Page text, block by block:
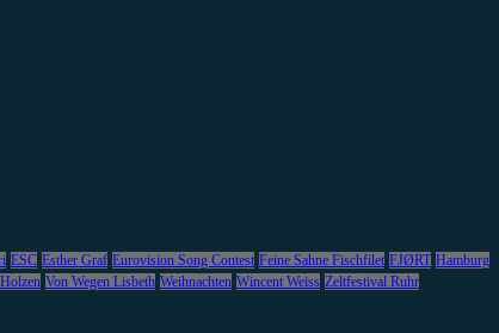
ESC Esther Graf Eurovision Song Contest Feine Sahne Fischfilet FJØRT Hamburg
Von Wegen Lisbeth Weihnachten Wincent Weiss Zeltfestival Ruhr